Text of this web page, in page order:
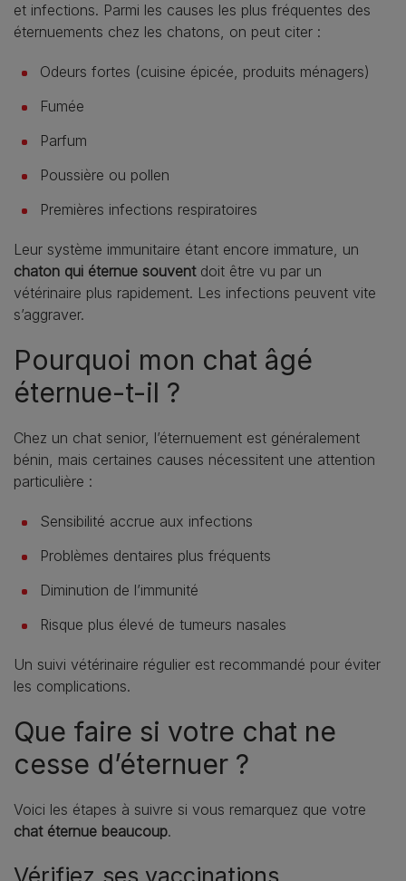
et infections. Parmi les causes les plus fréquentes des
éternuements chez les chatons, on peut citer :
Odeurs fortes (cuisine épicée, produits ménagers)
Fumée
Parfum
Poussière ou pollen
Premières infections respiratoires
Leur système immunitaire étant encore immature, un
chaton qui éternue souventdoit être vu par un
vétérinaire plus rapidement. Les infections peuvent vite
s’aggraver.
Pourquoi mon chat âgé
éternue-t-il ?
Chez un chat senior, l’éternuement est généralement
bénin, mais certaines causes nécessitent une attention
particulière :
Sensibilité accrue aux infections
Problèmes dentaires plus fréquents
Diminution de l’immunité
Risque plus élevé de tumeurs nasales
Un suivi vétérinaire régulier est recommandé pour éviter
les complications.
Que faire si votre chat ne
cesse d’éternuer ?
Voici les étapes à suivre si vous remarquez que votre
chat éternue beaucoup.